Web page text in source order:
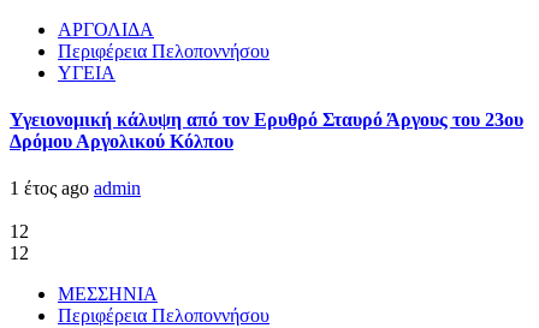
ΑΡΓΟΛΙΔΑ
Περιφέρεια Πελοποννήσου
ΥΓΕΙΑ
Υγειονομική κάλυψη από τον Ερυθρό Σταυρό Άργους του 23ου
Δρόμου Αργολικού Κόλπου
1 έτος ago admin
12
12
ΜΕΣΣΗΝΙΑ
Περιφέρεια Πελοποννήσου